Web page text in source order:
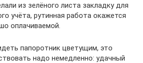
из зелёного листа закладку для
учёта, рутинная работа окажется
оплачиваемой.
папоротник цветущим, это
надо немедленно: удачный